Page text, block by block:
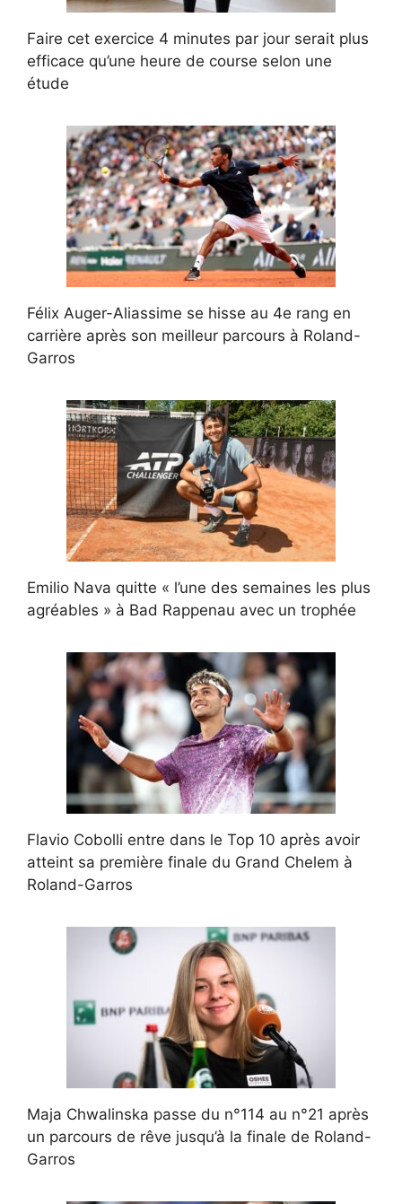
Faire cet exercice 4 minutes par jour serait plus
efficace qu’une heure de course selon une
étude
Félix Auger-Aliassime se hisse au 4e rang en
carrière après son meilleur parcours à Roland-
Garros
Emilio Nava quitte « l’une des semaines les plus
agréables » à Bad Rappenau avec un trophée
Flavio Cobolli entre dans le Top 10 après avoir
atteint sa première finale du Grand Chelem à
Roland-Garros
Maja Chwalinska passe du n°114 au n°21 après
un parcours de rêve jusqu’à la finale de Roland-
Garros